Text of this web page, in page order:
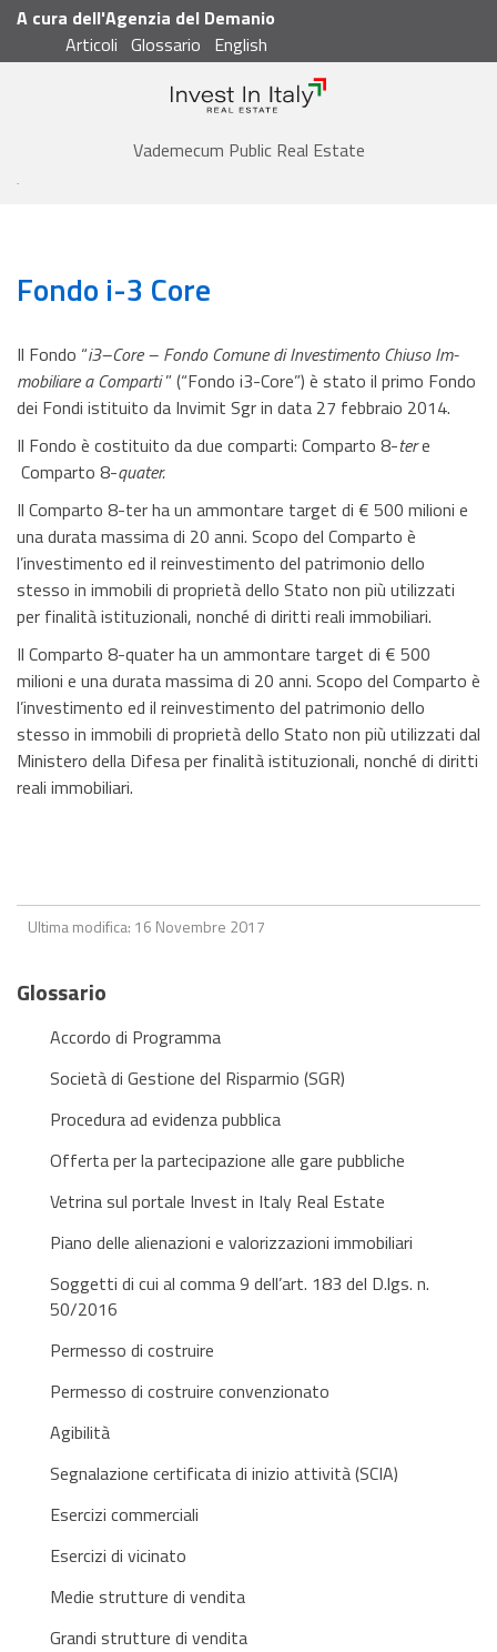
A cura dell'Agenzia del Demanio
Articoli Glossario English
Vademecum Public Real Estate
Fondo i-3 Core
Il Fondo “i3–Core – Fondo Comune di Investimento Chiuso Im-
mobiliare a Comparti” (“Fondo i3-Core”) è stato il primo Fondo
dei Fondi istituito da Invimit Sgr in data 27 febbraio 2014.
Il Fondo è costituito da due comparti: Comparto 8-tere
Comparto 8-quater.
Il Comparto 8-ter ha un ammontare target di € 500 milioni e
una durata massima di 20 anni. Scopo del Comparto è
l’investimento ed il reinvestimento del patrimonio dello
stesso in immobili di proprietà dello Stato non più utilizzati
per finalità istituzionali, nonché di diritti reali immobiliari.
Il Comparto 8-quater ha un ammontare target di € 500
milioni e una durata massima di 20 anni. Scopo del Comparto è
l’investimento ed il reinvestimento del patrimonio dello
stesso in immobili di proprietà dello Stato non più utilizzati dal
Ministero della Difesa per finalità istituzionali, nonché di diritti
reali immobiliari.
Ultima modifica: 16 Novembre 2017
Glossario
Accordo di Programma
Società di Gestione del Risparmio (SGR)
Procedura ad evidenza pubblica
Offerta per la partecipazione alle gare pubbliche
Vetrina sul portale Invest in Italy Real Estate
Piano delle alienazioni e valorizzazioni immobiliari
Soggetti di cui al comma 9 dell’art. 183 del D.lgs. n.
50/2016
Permesso di costruire
Permesso di costruire convenzionato
Agibilità
Segnalazione certificata di inizio attività (SCIA)
Esercizi commerciali
Esercizi di vicinato
Medie strutture di vendita
Grandi strutture di vendita